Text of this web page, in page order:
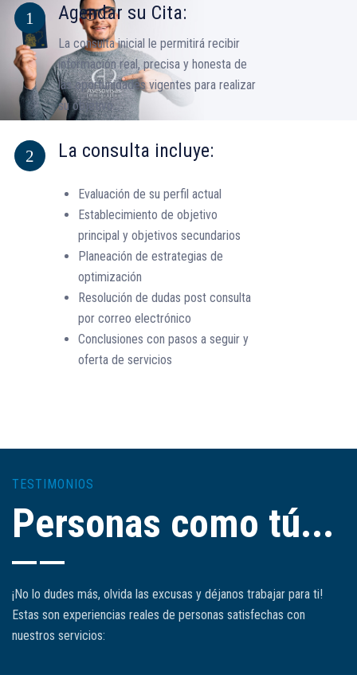
Agendar su Cita:
La consulta inicial le permitirá recibir
información real, precisa y honesta de
las oportunidadesvigentes para realizar
su objetivo.
La consulta incluye:
Evaluación de su perfil actual
Establecimiento de objetivo
principal y objetivos secundarios
Planeación de estrategias de
optimización
Resolución de dudas post consulta
por correo electrónico
Conclusiones con pasos a seguir y
oferta de servicios
TESTIMONIOS
Personas como tú...
¡No lo dudes más, olvida las excusas y déjanos trabajar para ti!
Estas son experiencias reales de personas satisfechas con
nuestros servicios: